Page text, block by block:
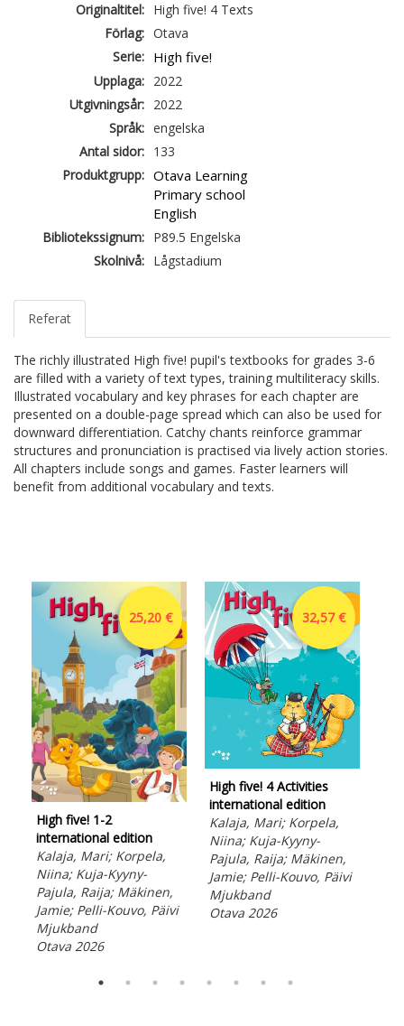
Originaltitel: High five! 4 Texts
Förlag: Otava
Serie: High five!
Upplaga: 2022
Utgivningsår: 2022
Språk: engelska
Antal sidor: 133
Produktgrupp: Otava Learning
Primary school
English
Bibliotekssignum: P89.5 Engelska
Skolnivå: Lågstadium
Referat
The richly illustrated High five! pupil's textbooks for grades 3-6
are filled with a variety of text types, training multiliteracy skills.
Illustrated vocabulary and key phrases for each chapter are
presented on a double-page spread which can also be used for
downward differentiation. Catchy chants reinforce grammar
structures and pronunciation is practised via lively action stories.
All chapters include songs and games. Faster learners will
benefit from additional vocabulary and texts.
25,20 €
High five! 1-2
international edition
Kalaja, Mari; Korpela,
Niina; Kuja-Kyyny-
Pajula, Raija; Mäkinen,
Jamie; Pelli-Kouvo, Päivi
Mjukband
Otava 2026
32,57 €
High five! 4 Activities
international edition
Kalaja, Mari; Korpela,
Niina; Kuja-Kyyny-
Pajula, Raija; Mäkinen,
Jamie; Pelli-Kouvo, Päivi
Mjukband
Otava 2026